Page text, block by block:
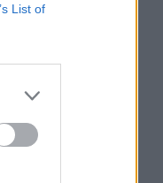
List of